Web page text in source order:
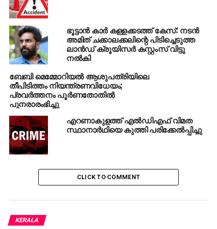
ഭൂട്ടാന്‍ കാര്‍ കള്ളക്കടത്ത് കേസ്: നടന്‍
അമിത് ചക്കാലക്കലിന്റെ പിടിച്ചെടുത്ത
ലാന്‍ഡ് ക്രൂയിസര്‍ കസ്റ്റംസ് വിട്ടു
നല്‍കി
ബേബി മെമ്മോറിയല്‍ ആശുപത്രിയിലെ
തീപിടിത്തം നിയന്ത്രണവിധേയം;
പ്രവര്‍ത്തനം പൂര്‍ണതോതില്‍
പുനരാരംഭിച്ചു
എറണാകുളത്ത്‌ എൽഡിഎഫ് വിമത
സ്ഥാനാർഥിയെ കുത്തി പരിക്കേൽപ്പിച്ചു
CLICK TO COMMENT
KERALA